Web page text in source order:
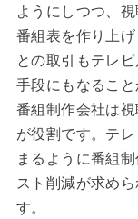
ようにしつつ、
番組表を作り上
との取引もテレ
手段にもなるこ
番組制作会社は
が役割です。テ
まるように番組
スト削減が求め
す。